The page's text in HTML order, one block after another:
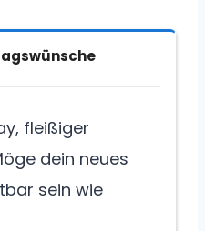
fleißiger
dein neues
sein wie